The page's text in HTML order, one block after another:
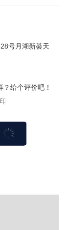
号月湖新荟天
？给个评价吧！